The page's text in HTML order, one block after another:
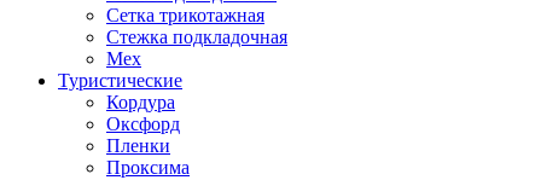
Сетка трикотажная
Стежка подкладочная
Мех
Туристические
Кордура
Оксфорд
Пленки
Проксима